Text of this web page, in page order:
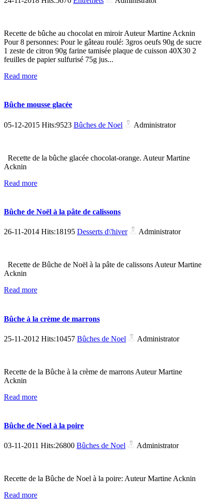
Recette de bûche au chocolat en miroir Auteur Martine Acknin
Pour 8 personnes: Pour le gâteau roulé: 3gros oeufs 90g de sucre
1 zeste de citron 90g farine tamisée plaque de cuisson 40X30 2
feuilles de papier sulfurisé 75g jus...
Read more
Bûche mousse glacée
05-12-2015 Hits:9523 Bûches de Noel Administrator
Recette de la bûche glacée chocolat-orange. Auteur Martine
Acknin
Read more
Bûche de Noël à la pâte de calissons
26-11-2014 Hits:18195 Desserts d\'hiver Administrator
Recette de Bûche de Noël à la pâte de calissons Auteur Martine
Acknin
Read more
Bûche à la crème de marrons
25-11-2012 Hits:10457 Bûches de Noel Administrator
Recette de la Bûche à la crème de marrons Auteur Martine
Acknin
Read more
Bûche de Noel à la poire
03-11-2011 Hits:26800 Bûches de Noel Administrator
Recette de la Bûche de Noel à la poire: Auteur Martine Acknin
Read more